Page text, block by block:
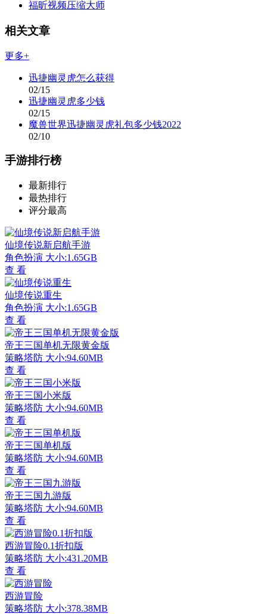
福昕视频压缩大师
相关文章
更多+
迅捷幽灵虎怎么获得
02/15
迅捷幽灵虎多少钱
02/15
魔兽世界迅捷幽灵虎礼包多少钱2022
02/10
手游排行榜
最新排行
最热排行
评分最高
仙境传说新启航手游
角色扮演 大小:1.65GB
查 看
仙境传说重生
角色扮演 大小:1.65GB
查 看
帝王三国单机无限黄金版
策略塔防 大小:94.60MB
查 看
帝王三国小米版
策略塔防 大小:94.60MB
查 看
帝王三国单机版
策略塔防 大小:94.60MB
查 看
帝王三国九游版
策略塔防 大小:94.60MB
查 看
西游冒险0.1折扣版
策略塔防 大小:431.20MB
查 看
西游冒险
策略塔防 大小:378.38MB